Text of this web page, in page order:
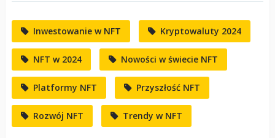
Inwestowanie w NFT Kryptowaluty 2024
NFT w 2024 Nowości w świecie NFT
Platformy NFT Przyszłość NFT
Rozwój NFT Trendy w NFT